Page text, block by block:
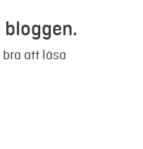
att läsa